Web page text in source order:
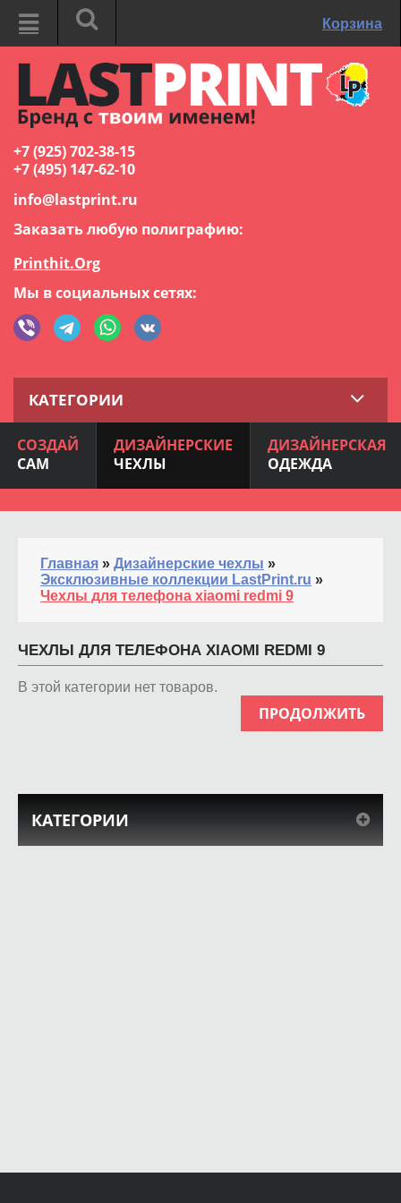
Корзина
+7 (925) 702-38-15
+7 (495) 147-62-10
info@lastprint.ru
Заказать любую полиграфию:
Printhit.Org
Мы в социальных сетях:
КАТЕГОРИИ
СОЗДАЙ
САМ
ДИЗАЙНЕРСКИЕ
ЧЕХЛЫ
ДИЗАЙНЕРСКАЯ
ОДЕЖДА
Главная » Дизайнерские чехлы »
Эксклюзивные коллекции LastPrint.ru »
Чехлы для телефона xiaomi redmi 9
ЧЕХЛЫ ДЛЯ ТЕЛЕФОНА XIAOMI REDMI 9
В этой категории нет товаров.
ПРОДОЛЖИТЬ
КАТЕГОРИИ